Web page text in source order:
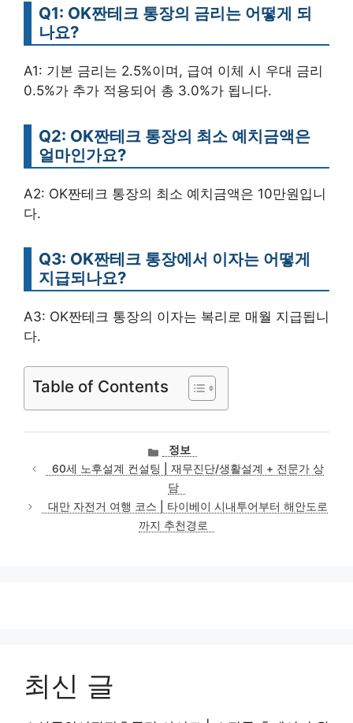
Q1: OK짠테크 통장의 금리는 어떻게 되
나요?
A1: 기본 금리는 2.5%이며, 급여 이체 시 우대 금리
0.5%가 추가 적용되어 총 3.0%가 됩니다.
Q2: OK짠테크 통장의 최소 예치금액은
얼마인가요?
A2: OK짠테크 통장의 최소 예치금액은 10만원입니
다.
Q3: OK짠테크 통장에서 이자는 어떻게
지급되나요?
A3: OK짠테크 통장의 이자는 복리로 매월 지급됩니
다.
Table of Contents
카
테
고
리
정보
60세 노후설계 컨설팅 | 재무진단/생활설계 + 전문가 상
담
대만 자전거 여행 코스 | 타이베이 시내투어부터 해안도로
까지 추천경로
최신 글